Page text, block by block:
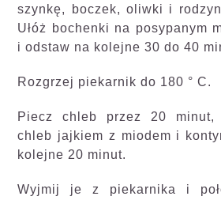
szynkę, boczek, oliwki i
Ułóż bochenki na posypanym
i odstaw na kolejne 30 do 40
Rozgrzej piekarnik do 180 ° C.
Piecz chleb przez 20 minut,
chleb jajkiem z miodem i
kolejne 20 minut.
Wyjmij je z piekarnika i